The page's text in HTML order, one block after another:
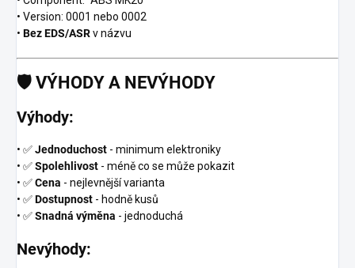
• Version: 0001 nebo 0002
• Bez EDS/ASRv názvu
🛡️ VÝHODY A NEVÝHODY
Výhody:
• ✅Jednoduchost - minimum elektroniky
• ✅Spolehlivost - méně co se může pokazit
• ✅Cena - nejlevnější varianta
• ✅Dostupnost - hodně kusů
• ✅Snadná výměna - jednoduchá
Nevýhody: